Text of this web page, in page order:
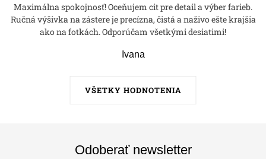
VŠETKY HODNOTENIA
Maximálna spokojnosť! Oceňujem cit pre detail a výber farieb.
Ručná výšivka na zástere je precízna, čistá a naživo ešte krajšia
ako na fotkách. Odporúčam všetkými desiatimi!
Ivana
Odoberať newsletter